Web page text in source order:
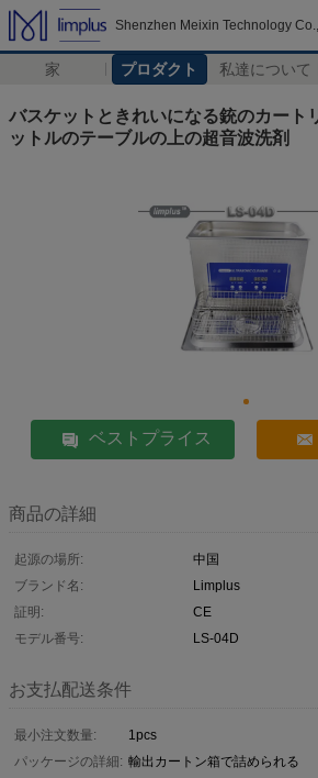
Shenzhen Meixin Technology
家 プロダクト 私達について
バスケットときれいになる銃のカート
ットルのテーブルの上の超音波洗剤
ベストプライス
商品の詳細
起源の場所:
中国
ブランド名:
Limplus
証明:
CE
モデル番号:
LS-04D
お支払配送条件
最小注文数量:
1pcs
パッケージの詳細: 輸出カートン箱で詰められる